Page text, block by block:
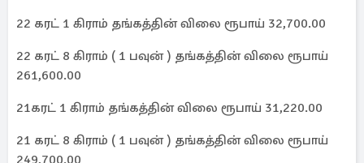
22 கரட் 1 கிராம் தங்கத்தின் விலை ரூபாய் 32,700.00
22 கரட் 8 கிராம் ( 1 பவுன் ) தங்கத்தின் விலை ரூபாய்
261,600.00
21கரட் 1 கிராம் தங்கத்தின் விலை ரூபாய் 31,220.00
21 கரட் 8 கிராம் ( 1 பவுன் ) தங்கத்தின் விலை ரூபாய்
249,700.00